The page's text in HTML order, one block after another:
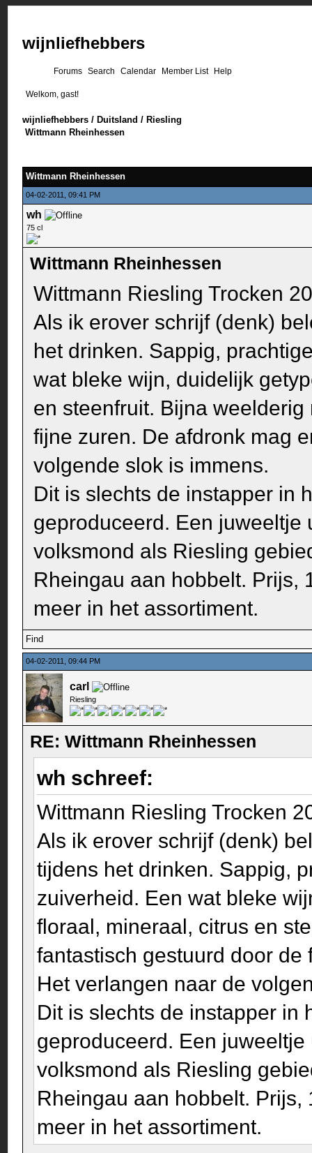
wijnliefhebbers
Forums Search Calendar Member List Help
Welkom, gast!
wijnliefhebbers / Duitsland / Riesling
Wittmann Rheinhessen
Wittmann Rheinhessen
04-02-2011, 09:41 PM
wh
75 cl
Wittmann Rheinhessen
Wittmann Riesling Trocken
Als ik erover schrijf (denk)
het drinken. Sappig,
wat bleke wijn, duidelijk
en steenfruit. Bijna
fijne zuren. De afdronk mag
volgende slok is immens.
Dit is slechts de instapper in
geproduceerd. Een juweeltje
volksmond als Riesling
Rheingau aan hobbelt. Prijs,
meer in het assortiment.
Find
04-02-2011, 09:44 PM
carl
Riesling
RE: Wittmann Rheinhessen
wh schreef:
Wittmann Riesling Trocken
Als ik erover schrijf (denk)
tijdens het drinken. Sappig,
zuiverheid. Een wat bleke
floraal, mineraal, citrus en
fantastisch gestuurd door
Het verlangen naar de
Dit is slechts de instapper in
geproduceerd. Een
volksmond als Riesling
Rheingau aan hobbelt. Prijs,
meer in het assortiment.